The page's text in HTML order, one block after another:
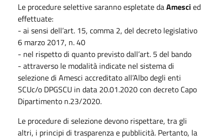
Le procedure selettive saranno espletate daAmescied
effettuate:
- ai sensi dell’art. 15, comma 2, del decreto legislativo
6 marzo 2017, n. 40
- nel rispetto di quanto previsto dall’art. 5 del bando
- attraverso le modalità indicate nel sistema di
selezione di Amesci accreditato all’Albo degli enti
SCUc/o DPGSCU in data 20.01.2020 con decreto Capo
Dipartimento n.23/2020.
Le procedure di selezione devono rispettare, tra gli
altri, i principi di trasparenza e pubblicità. Pertanto, la